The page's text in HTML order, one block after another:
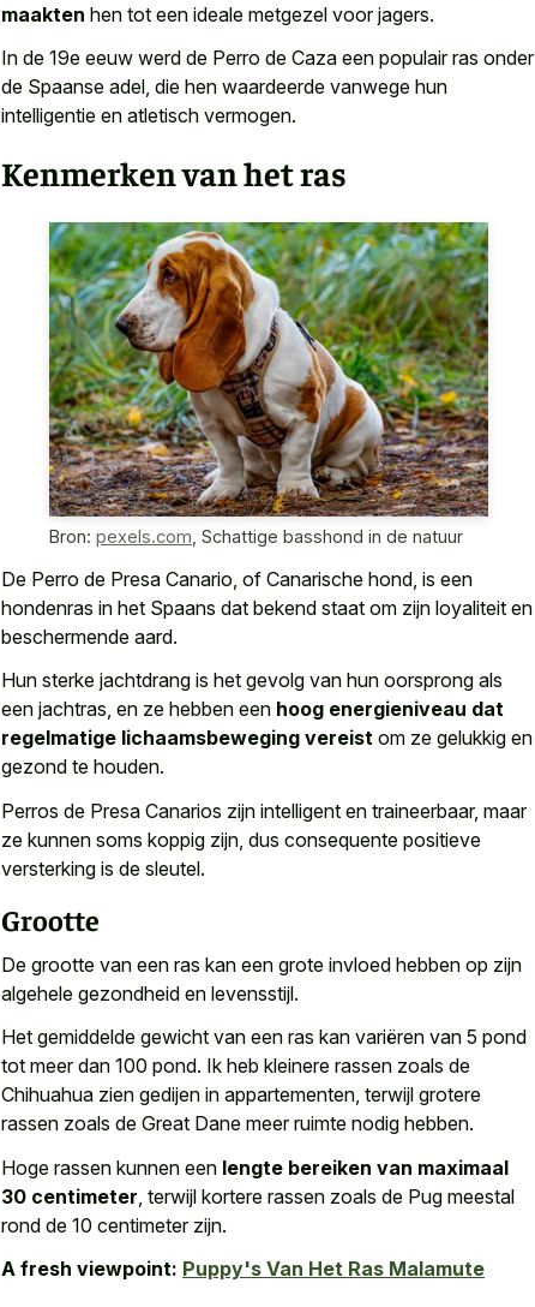
maakten hen tot een ideale metgezel voor jagers.
In de 19e eeuw werd de Perro de Caza een populair ras onder
de Spaanse adel, die hen waardeerde vanwege hun
intelligentie en atletisch vermogen.
Kenmerken van het ras
Bron: pexels.com Schattige basshond in de natuur
De Perro de Presa Canario, of Canarische hond, is een
hondenras in het Spaans dat bekend staat om zijn loyaliteit en
beschermende aard.
Hun sterke jachtdrang is het gevolg van hun oorsprong als
een jachtras, en ze hebben een hoog energieniveau dat
regelmatige lichaamsbeweging vereist om ze gelukkig en
gezond te houden.
Perros de Presa Canarios zijn intelligent en traineerbaar, maar
ze kunnen soms koppig zijn, dus consequente positieve
versterking is de sleutel.
Grootte
De grootte van een ras kan een grote invloed hebben op zijn
algehele gezondheid en levensstijl.
Het gemiddelde gewicht van een ras kan variëren van 5 pond
tot meer dan 100 pond. Ik heb kleinere rassen zoals de
Chihuahua zien gedijen in appartementen, terwijl grotere
rassen zoals de Great Dane meer ruimte nodig hebben.
Hoge rassen kunnen een lengte bereiken van maximaal
30 centimeter , terwijl kortere rassen zoals de Pug meestal
rond de 10 centimeter zijn.
A fresh viewpoint: Puppy's Van Het Ras Malamute